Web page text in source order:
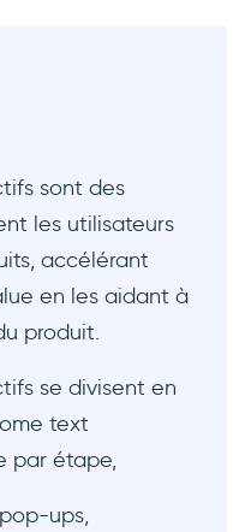
guide interactif pour
interactif ?
guides interactifs
sont des
les utilisateurs
accélérant
en les aidant à
produit.
se divisent en
text
par étape,
ups,